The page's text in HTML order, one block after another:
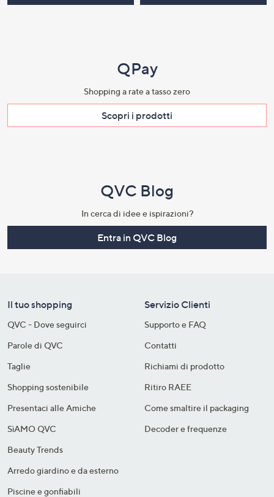
QPay
Shopping a rate a tasso zero​
Scopri i prodotti​
QVC Blog
In cerca di idee e ispirazioni?
Entra in QVC Blog
Il tuo shopping
QVC - Dove seguirci
Parole di QVC
Taglie
Shopping sostenibile​
Presentaci alle Amiche
SìAMO QVC
Beauty Trends
Arredo giardino e da esterno
Piscine e gonfiabili
Servizio Clienti
Supporto e FAQ
Contatti
Richiami di prodotto
Ritiro RAEE
Come smaltire il packaging​
Decoder e frequenze​